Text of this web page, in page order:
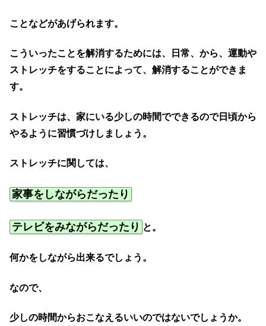
ことなどがあげられます。
こういったことを解消するためには、日常、から、運動や
ストレッチをすることによって、解消することができま
す。
ストレッチは、家にいる少しの時間でできるので日頃から
やるように習慣づけしましょう。
ストレッチに関しては、
家事をしながらだったり
テレビをみながらだったり と。
何かをしながら出来るでしょう。
なので、
少しの時間からおこなえるいいのではないでしょうか。